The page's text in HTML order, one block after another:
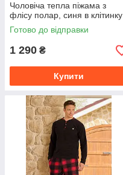
Чоловіча тепла піжама з
флісу полар, синя в клітинку
Готово до відправки
1 290 ₴
Купити